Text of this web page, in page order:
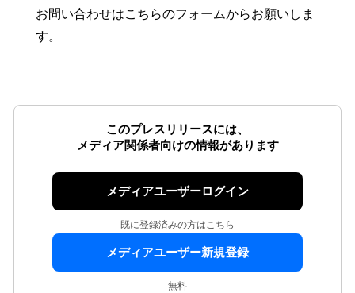
お問い合わせはこちらのフォームからお願いしま
す。
このプレスリリースには、
メディア関係者向けの情報があります
メディアユーザーログイン
既に登録済みの方はこちら
メディアユーザー新規登録
無料